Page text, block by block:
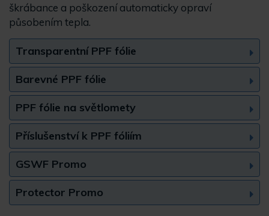
škrábance a poškození automaticky opraví
působením tepla.
Transparentní PPF fólie
Barevné PPF fólie
PPF fólie na světlomety
Příslušenství k PPF fóliím
GSWF Promo
Protector Promo